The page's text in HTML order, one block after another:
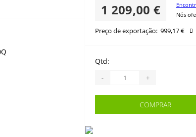
1 209,00 €
Nós
Preço de exportação: 999,17 €
Qtd:
- +
COMPRAR